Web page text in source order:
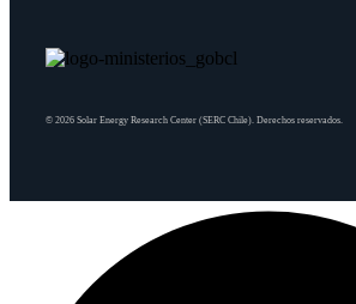
© 2026 Solar Energy Research Center (SERC Chile). Derechos reservados.